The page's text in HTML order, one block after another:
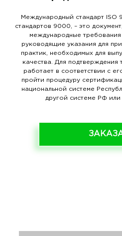
Международный стандарт ISO
стандартов 9000, – это
международные
руководящие указания для
практик, необходимых для
качества. Для подтверждения
работает в соответствии с
пройти процедуру
национальной системе
другой системе РФ